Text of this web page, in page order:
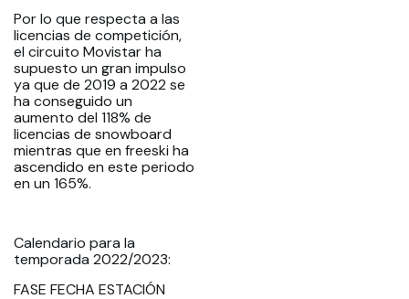
Por lo que respecta a las
licencias de competición,
el circuito Movistar ha
supuesto un gran impulso
ya que de 2019 a 2022 se
ha conseguido un
aumento del 118% de
licencias de snowboard
mientras que en freeski ha
ascendido en este periodo
en un 165%.
Calendario para la
temporada 2022/2023:
FASE FECHA ESTACIÓN